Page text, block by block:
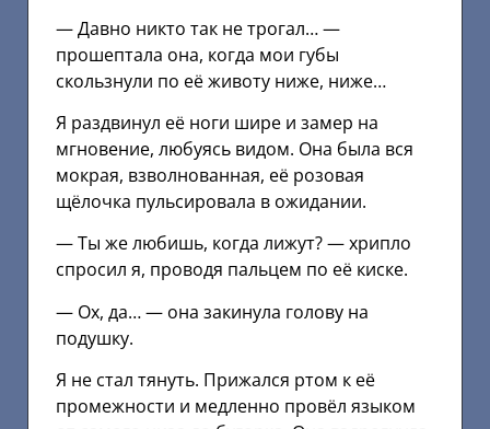
— Давно никто так не трогал… —
прошептала она, когда мои губы
скользнули по её животу ниже, ниже…
Я раздвинул её ноги шире и замер на
мгновение, любуясь видом. Она была вся
мокрая, взволнованная, её розовая
щёлочка пульсировала в ожидании.
— Ты же любишь, когда лижут? — хрипло
спросил я, проводя пальцем по её киске.
— Ох, да… — она закинула голову на
подушку.
Я не стал тянуть. Прижался ртом к её
промежности и медленно провёл языком